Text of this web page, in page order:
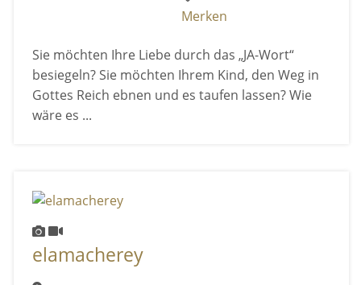
Merken
Sie möchten Ihre Liebe durch das „JA-Wort“
besiegeln? Sie möchten Ihrem Kind, den Weg in
Gottes Reich ebnen und es taufen lassen? Wie
wäre es ...
elamacherey